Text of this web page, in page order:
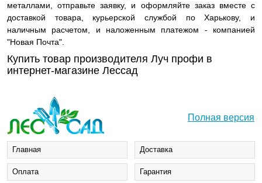
металлами, отправьте заявку, и оформляйте заказ вместе с
доставкой товара, курьерской службой по Харькову, и
наличным расчетом, и наложенным платежом - компанией
"Новая Почта".
Купить товар производителя Луч профи в
интернет-магазине Лессад
Полная версия
Главная Доставка
Оплата Гарантия